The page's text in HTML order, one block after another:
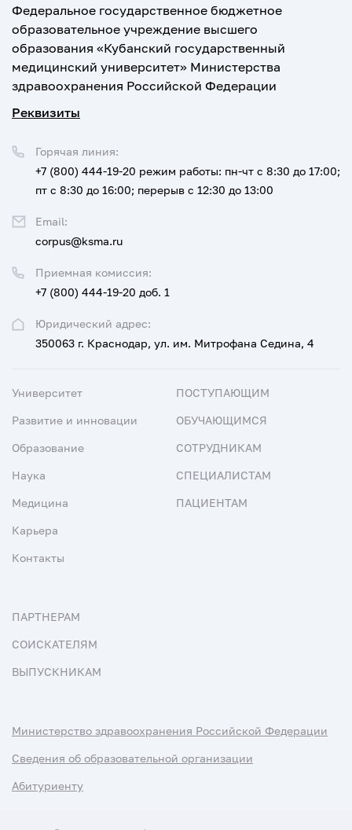
Федеральное государственное бюджетное
образовательное учреждение высшего
образования «Кубанский государственный
медицинский университет» Министерства
здравоохранения Российской Федерации
Реквизиты
Юридический адрес:
350063 г. Краснодар, ул. им. Митрофана Седина, 4
Приемная комиссия:
+7 (800) 444-19-20 доб. 1
Горячая линия:
+7 (800) 444-19-20 режим работы: пн-чт с 8:30 до 17:00;
пт с 8:30 до 16:00; перерыв с 12:30 до 13:00
Email:
corpus@ksma.ru
Университет
Развитие и инновации
Образование
Наука
Медицина
Карьера
Контакты
ПОСТУПАЮЩИМ
ОБУЧАЮЩИМСЯ
СОТРУДНИКАМ
СПЕЦИАЛИСТАМ
ПАЦИЕНТАМ
ПАРТНЕРАМ
СОИСКАТЕЛЯМ
ВЫПУСКНИКАМ
Министерство здравоохранения Российской Федерации
Сведения об образовательной организации
Абитуриенту